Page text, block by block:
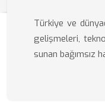
Türkiye ve
gelişmeleri,
sunan bağımsız